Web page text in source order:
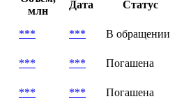
млн
Дата
Статус
*** ***
В обращении
*** ***
Погашена
*** ***
Погашена